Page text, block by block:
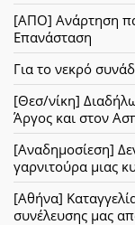
[ΑΠΟ] Ανάρτηση
Επανάσταση
Για το νεκρό
[Θεσ/νίκη]
Άργος και στον
[Αναδημοσίεση]
γαρνιτούρα μιας
[Αθήνα]
συνέλευσης μας